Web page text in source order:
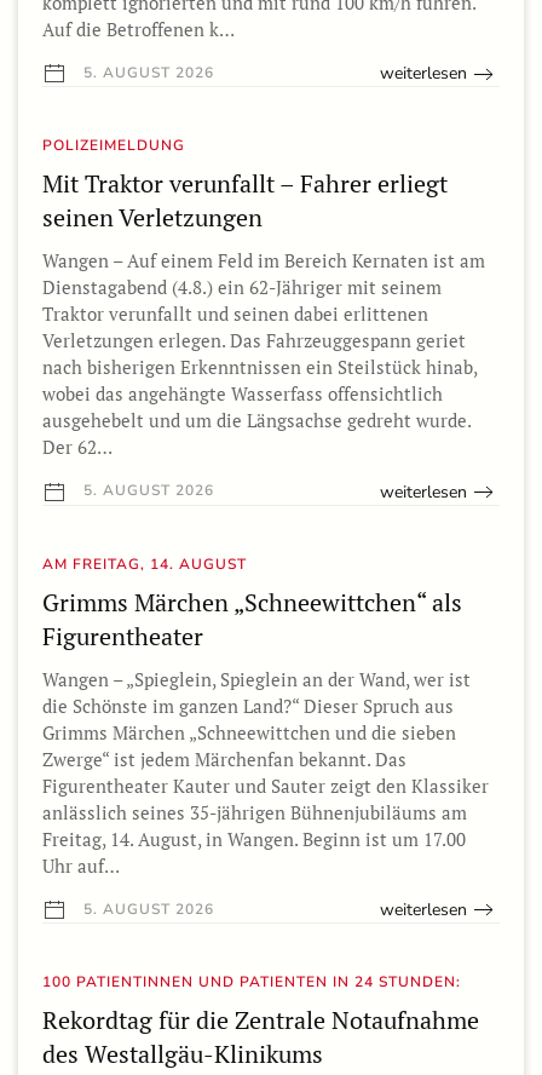
Auf die Betroffenen k…
5. AUGUST 2026 weiterlesen
POLIZEIMELDUNG
Mit Traktor verunfallt – Fahrer erliegt
seinen Verletzungen
Wangen – Auf einem Feld im Bereich Kernaten ist am
Dienstagabend (4.8.) ein 62-Jähriger mit seinem
Traktor verunfallt und seinen dabei erlittenen
Verletzungen erlegen. Das Fahrzeuggespann geriet
nach bisherigen Erkenntnissen ein Steilstück hinab,
wobei das angehängte Wasserfass offensichtlich
ausgehebelt und um die Längsachse gedreht wurde.
Der 62…
5. AUGUST 2026 weiterlesen
AM FREITAG, 14. AUGUST
Grimms Märchen „Schneewittchen“ als
Figurentheater
Wangen – „Spieglein, Spieglein an der Wand, wer ist
die Schönste im ganzen Land?“ Dieser Spruch aus
Grimms Märchen „Schneewittchen und die sieben
Zwerge“ ist jedem Märchenfan bekannt. Das
Figurentheater Kauter und Sauter zeigt den Klassiker
anlässlich seines 35-jährigen Bühnenjubiläums am
Freitag, 14. August, in Wangen. Beginn ist um 17.00
Uhr auf…
5. AUGUST 2026 weiterlesen
100 PATIENTINNEN UND PATIENTEN IN 24 STUNDEN:
Rekordtag für die Zentrale Notaufnahme
des Westallgäu-Klinikums